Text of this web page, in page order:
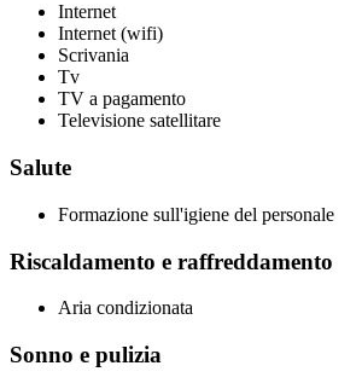
Internet
Internet (wifi)
Scrivania
Tv
TV a pagamento
Televisione satellitare
Salute
Formazione sull'igiene del personale
Riscaldamento e raffreddamento
Aria condizionata
Sonno e pulizia